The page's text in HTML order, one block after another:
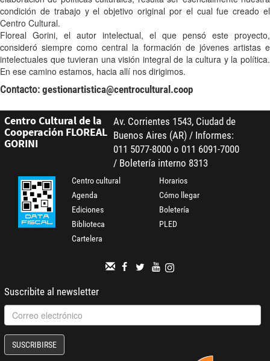
condición de trabajo y el objetivo original por el cual fue creado el
Centro Cultural.
Floreal Gorini, el autor intelectual, el que pensó este proyecto,
consideró siempre como central la formación de jóvenes artistas e
intelectuales que tuvieran una visión integral de la cultura y la política.
En ese camino estamos, hacia allí nos dirigimos.
Contacto: gestionartistica@centrocultural.coop
Centro Cultural de la
Cooperación FLOREAL
GORINI
Av. Corrientes 1543, Ciudad de
Buenos Aires (AR) / Informes:
011 5077-8000 o 011 6091-7000
/ Boletería interno 8313
Centro cultural
Agenda
Ediciones
Biblioteca
Cartelera
Horarios
Cómo llegar
Boletería
PLED
Suscribite al newsletter
SUSCRIBIRSE